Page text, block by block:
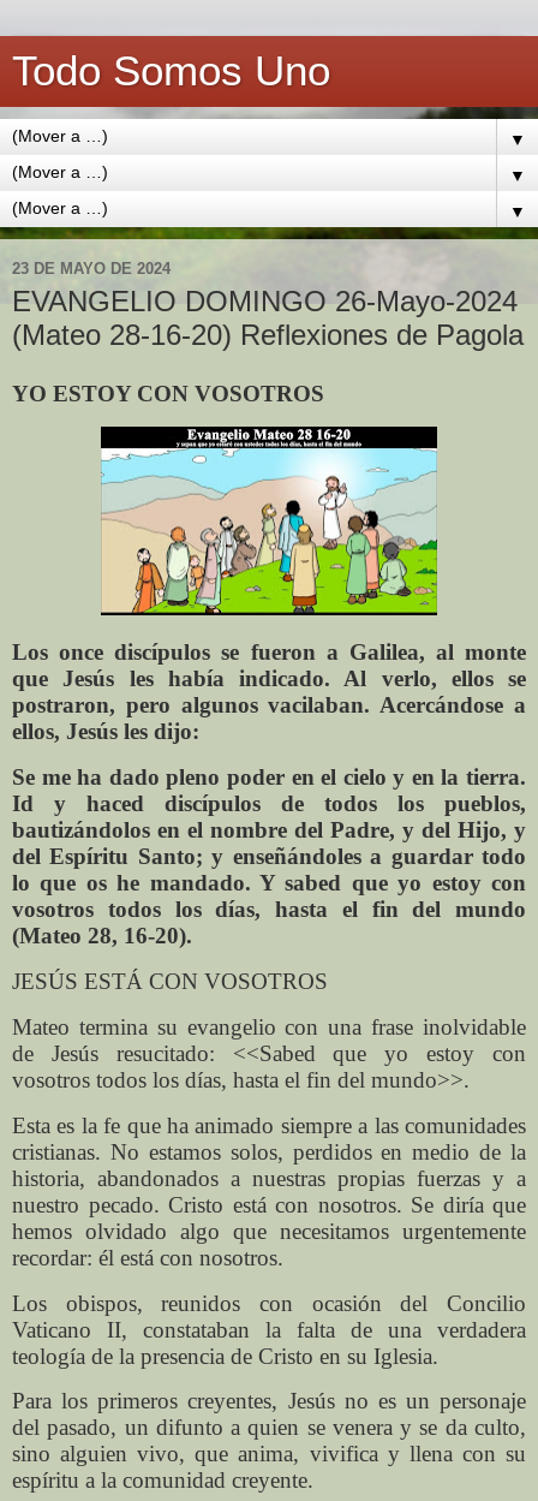
Todo Somos Uno
▼
▼
▼
23 DE MAYO DE 2024
EVANGELIO DOMINGO 26-Mayo-2024
(Mateo 28-16-20) Reflexiones de Pagola
YO ESTOY CON VOSOTROS
Los once discípulos se fueron a Galilea, al monte
que Jesús les había indicado. Al verlo, ellos se
postraron, pero algunos vacilaban. Acercándose a
ellos, Jesús les dijo:
Se me ha dado pleno poder en el cielo y en la tierra.
Id y haced discípulos de todos los pueblos,
bautizándolos en el nombre del Padre, y del Hijo, y
del Espíritu Santo; y enseñándoles a guardar todo
lo que os he mandado. Y sabed que yo estoy con
vosotros todos los días, hasta el fin del mundo
(Mateo 28, 16-20).
JESÚS ESTÁ CON VOSOTROS
Mateo termina su evangelio con una frase inolvidable
de Jesús resucitado: <<Sabed que yo estoy con
vosotros todos los días, hasta el fin del mundo>>.
Esta es la fe que ha animado siempre a las comunidades
cristianas. No estamos solos, perdidos en medio de la
historia, abandonados a nuestras propias fuerzas y a
nuestro pecado. Cristo está con nosotros. Se diría que
hemos olvidado algo que necesitamos urgentemente
recordar: él está con nosotros.
Los obispos, reunidos con ocasión del Concilio
Vaticano II, constataban la falta de una verdadera
teología de la presencia de Cristo en su Iglesia.
Para los primeros creyentes, Jesús no es un personaje
del pasado, un difunto a quien se venera y se da culto,
sino alguien vivo, que anima, vivifica y llena con su
espíritu a la comunidad creyente.